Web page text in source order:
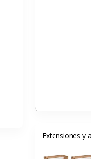
Extensiones y